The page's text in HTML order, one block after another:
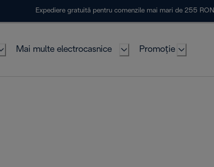
Expediere gratuită pentru comenzile mai mari de 255 RON
Mai multe electrocasnice Promoție